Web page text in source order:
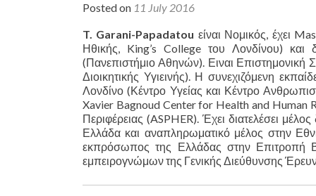
Posted on 11 July 2016
T. Garani-Papadatou είναι Νομικός, έχει
Ηθικής, King’s College του Λονδίνου) και
(Πανεπιστήμιο Αθηνών). Ειναι Επιστημονική
Διοικητικής Υγιεινής). Η συνεχιζόμενη
Λονδίνο (Κέντρο Υγείας και Κέντρο
Xavier Bagnoud Center for Health and Human
Περιφέρειας (ASPHER). Έχει διατελέσει
Ελλάδα και αναπληρωματικό μέλος στην
εκπρόσωπος της Ελλάδας στην Επιτροπή
εμπειρογνώμων της Γενικής Διεύθυνσης